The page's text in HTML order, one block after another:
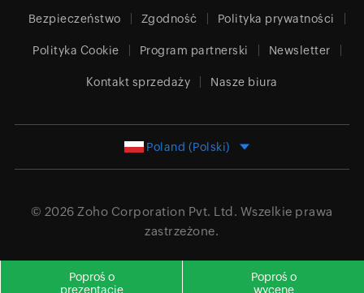
Bezpieczeństwo Zgodność Polityka prywatności
Polityka Cookie Program partnerski Newsletter
Kontakt sprzedaży Nasze biura
Poland (Polski)
© 2026 Zoho Corporation Pvt. Ltd. Wszelkie prawa
zastrzeżone.
Poproś o
prezentację
Poproś o
wycenę